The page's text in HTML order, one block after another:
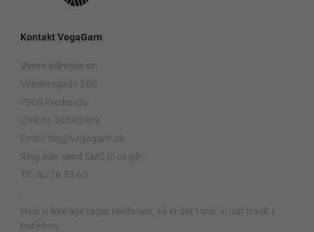
Kontakt VegaGarn
Vores adresse er:
Vendersgade 26C
7000 Fredericia
CVR nr. 36593989
Email: hej@vegagarn.dk
Ring eller send SMS til os på:
Tlf. 40 76 53 63
Hvis vi ikke lige tager telefonen, så er det fordi, vi har travlt i
butikken.